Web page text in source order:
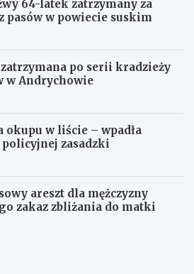
64-latek zatrzymany za
pasów w powiecie suskim
po serii kradzieży
w Andrychowie
okupu w liście – wpadła
policyjnej zasadzki
areszt dla mężczyzny
zakaz zbliżania do matki